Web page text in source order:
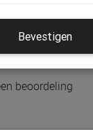
beoordeling
Bevestigen